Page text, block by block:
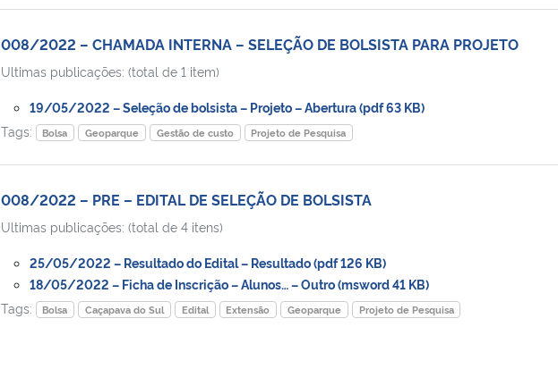
008/2022 – CHAMADA INTERNA – SELEÇÃO DE BOLSISTA PARA PROJETO
Ultimas publicações: (total de 1 item)
19/05/2022 – Seleção de bolsista – Projeto – Abertura (pdf 63 KB)
Tags:
Bolsa Geoparque Gestão de custo Projeto de Pesquisa
008/2022 – PRE – EDITAL DE SELEÇÃO DE BOLSISTA
Ultimas publicações: (total de 4 itens)
25/05/2022 – Resultado do Edital – Resultado (pdf 126 KB)
18/05/2022 – Ficha de Inscrição – Alunos… – Outro (msword 41 KB)
Tags:
Bolsa Caçapava do Sul Edital Extensão Geoparque Projeto de Pesquisa